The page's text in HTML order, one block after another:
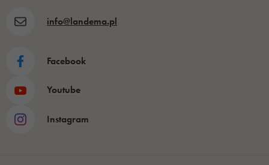
info@landema.pl
Facebook
Youtube
Instagram